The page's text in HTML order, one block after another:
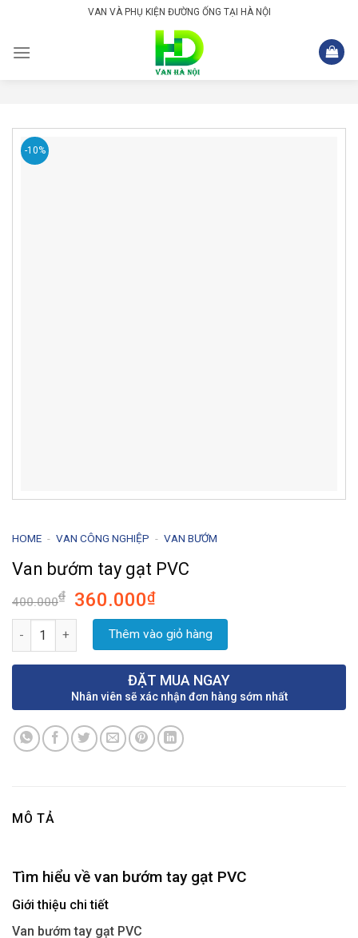
content
VAN VÀ PHỤ KIỆN ĐƯỜNG ỐNG TẠI HÀ NỘI
-10%
HOME - VAN CÔNG NGHIỆP - VAN BƯỚM
Van bướm tay gạt PVC
400.000₫
Giá
gốc
400.000₫.
360.000₫Giá
hiện
tại
là:
360.000₫.
Van bướm tay gạt PVC số lượng
Thêm vào giỏ hàng
ĐẶT MUA NGAY
Nhân viên sẽ xác nhận đơn hàng sớm nhất
MÔ TẢ
Tìm hiểu về van bướm tay gạt PVC
Giới thiệu chi tiết
Van bướm tay gạt PVC